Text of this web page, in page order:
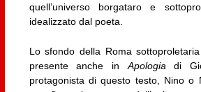
quell’universo borgataro e
idealizzato dal poeta.
Lo sfondo della Roma
presente anche in Apologia di
protagonista di questo testo, Nino o